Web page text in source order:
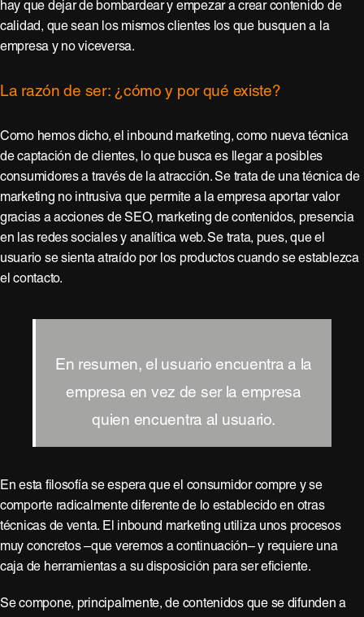
hay que dejar de bombardear y empezar a crear contenido de
calidad, que sean los mismos clientes los que busquen a la
empresa y no viceversa.
La razón de ser: ¿cómo y por qué existe?
Como hemos dicho, el inbound marketing, como nueva técnica
de captación de clientes, lo que busca es llegar a posibles
consumidores a través de la atracción. Se trata de una técnica de
marketing no intrusiva que permite a la empresa aportar valor
gracias a acciones de SEO, marketing de contenidos, presencia
en las redes sociales y analítica web. Se trata, pues, que el
usuario se sienta atraído por los productos cuando se establezca
el contacto.
En resumen, el usuario encuentra a la
empresa en vez de ser la empresa
quien encuentra al usuario.
En esta filosofía se espera que el consumidor compre y se
comporte radicalmente diferente de lo establecido en otras
técnicas de venta. El inbound marketing utiliza unos procesos
muy concretos –que veremos a continuación– y requiere una
caja de herramientas a su disposición para ser eficiente.
Se compone, principalmente, de contenidos que se difunden a